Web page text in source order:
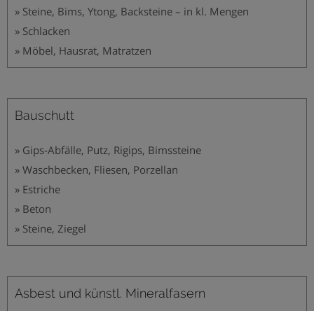
» Steine, Bims, Ytong, Backsteine – in kl. Mengen
» Schlacken
» Möbel, Hausrat, Matratzen
Bauschutt
» Gips-Abfälle, Putz, Rigips, Bimssteine
» Waschbecken, Fliesen, Porzellan
» Estriche
» Beton
» Steine, Ziegel
Asbest und künstl. Mineralfasern